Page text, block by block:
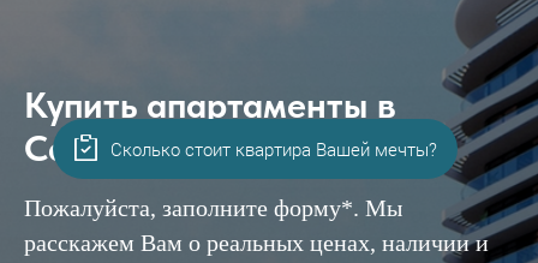
Купить апартаменты в
Санаторий Птица в Саках
Пожалуйста, заполните форму*. Мы
расскажем Вам о реальных ценах, наличии и
Сколько стоит квартира Вашей мечты?